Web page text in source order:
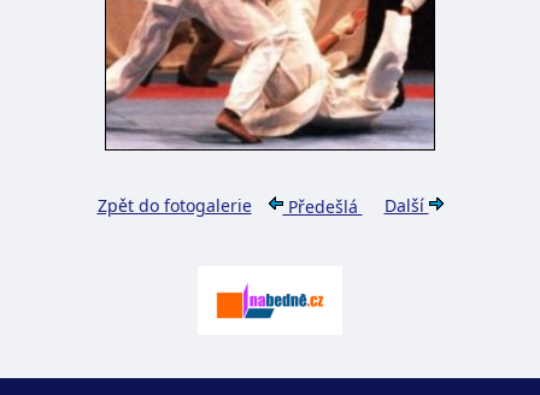
Zpět do fotogalerie Předešlá Další